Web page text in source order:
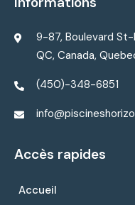
9-87, Boulevard
QC, Canada,
(450)-348-6851
Accès rapides
Accueil